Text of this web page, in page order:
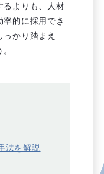
るよりも、人材
的に採用でき
かり踏まえ
法を解説